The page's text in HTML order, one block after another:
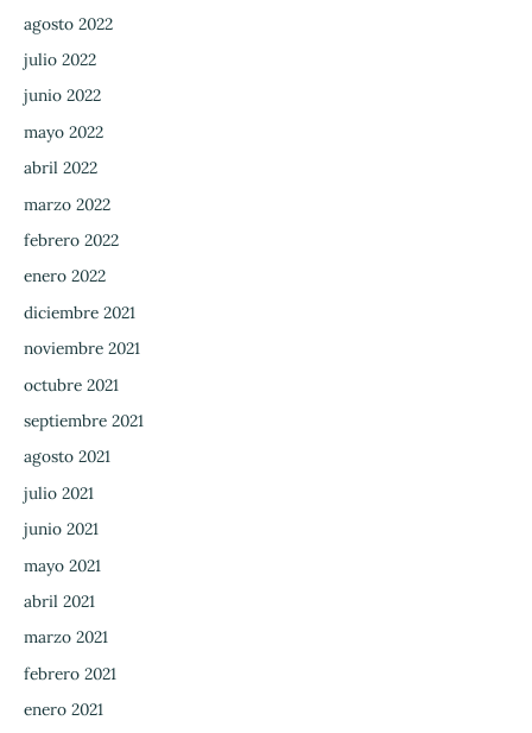
agosto 2022
julio 2022
junio 2022
mayo 2022
abril 2022
marzo 2022
febrero 2022
enero 2022
diciembre 2021
noviembre 2021
octubre 2021
septiembre 2021
agosto 2021
julio 2021
junio 2021
mayo 2021
abril 2021
marzo 2021
febrero 2021
enero 2021